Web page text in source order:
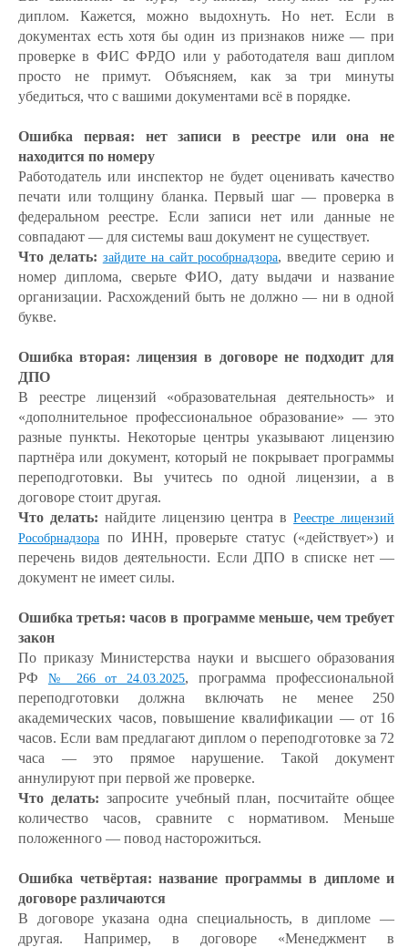
диплом. Кажется, можно выдохнуть. Но нет. Если в
документах есть хотя бы один из признаков ниже — при
проверке в ФИС ФРДО или у работодателя ваш диплом
просто не примут. Объясняем, как за три минуты
убедиться, что с вашими документами всё в порядке.
Ошибка первая: нет записи в реестре или она не
находится по номеру
Работодатель или инспектор не будет оценивать качество
печати или толщину бланка. Первый шаг — проверка в
федеральном реестре. Если записи нет или данные не
совпадают — для системы ваш документ не существует.
Что делать: зайдите на сайт рособрнадзора, введите серию и
номер диплома, сверьте ФИО, дату выдачи и название
организации. Расхождений быть не должно — ни в одной
букве.
Ошибка вторая: лицензия в договоре не подходит для
ДПО
В реестре лицензий «образовательная деятельность» и
«дополнительное профессиональное образование» — это
разные пункты. Некоторые центры указывают лицензию
партнёра или документ, который не покрывает программы
переподготовки. Вы учитесь по одной лицензии, а в
договоре стоит другая.
Что делать: найдите лицензию центра вРеестре лицензий
Рособрнадзора по ИНН, проверьте статус («действует») и
перечень видов деятельности. Если ДПО в списке нет —
документ не имеет силы.
Ошибка третья: часов в программе меньше, чем требует
закон
По приказу Министерства науки и высшего образования
РФ № 266 от 24.03.2025, программа профессиональной
переподготовки должна включать не менее 250
академических часов, повышение квалификации — от 16
часов. Если вам предлагают диплом о переподготовке за 72
часа — это прямое нарушение. Такой документ
аннулируют при первой же проверке.
Что делать: запросите учебный план, посчитайте общее
количество часов, сравните с нормативом. Меньше
положенного — повод насторожиться.
Ошибка четвёртая: название программы в дипломе и
договоре различаются
В договоре указана одна специальность, в дипломе —
другая. Например, в договоре «Менеджмент в